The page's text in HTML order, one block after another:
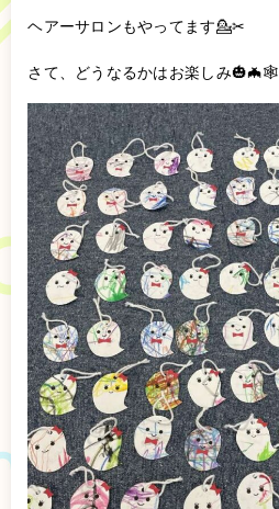
ヘアーサロンもやってます💁✂
さて、どうなるかはお楽しみ🎃🦇🕸